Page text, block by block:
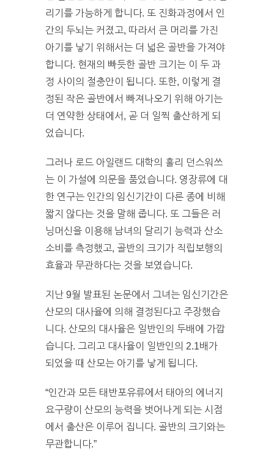
리기를 가능하게 합니다. 또 진화과정에서 인
간의 두뇌는 커졌고, 따라서 큰 머리를 가진
아기를 낳기 위해서는 더 넓은 골반을 가져야
합니다. 현재의 빠듯한 골반 크기는 이 두 과
정 사이의 절충안이 됩니다. 또한, 이렇게 결
정된 작은 골반에서 빠져나오기 위해 아기는
더 연약한 상태에서, 곧 더 일찍 출산하게 되
었습니다.
그러나 로드 아일랜드 대학의 홀리 던스워쓰
는 이 가설에 의문을 품었습니다. 영장류에 대
한 연구는 인간의 임신기간이 다른 종에 비해
짧지 않다는 것을 말해 줍니다. 또 그들은 러
닝머신을 이용해 남녀의 달리기 능력과 산소
소비를 측정했고, 골반의 크기가 직립보행의
효율과 무관하다는 것을 보였습니다.
지난 9월 발표된 논문에서 그녀는 임신기간은
산모의 대사율에 의해 결정된다고 주장했습
니다. 산모의 대사율은 일반인의 두배에 가깝
습니다. 그리고 대사율이 일반인의 2.1배가
되었을 때 산모는 아기를 낳게 됩니다.
“인간과 모든 태반포유류에서 태아의 에너지
요구량이 산모의 능력을 벗어나게 되는 시점
에서 출산은 이루어 집니다. 골반의 크기와는
무관합니다.”